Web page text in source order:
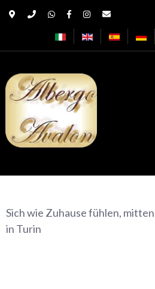
Sich wie Zuhause fühlen, mitten
in Turin